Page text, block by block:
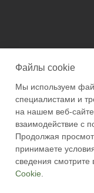
2026 ©
Файлы cookie
Мы используем
специалистами и
на нашем веб-
взаимодействие с
Продолжая
принимаете
сведения смотрите
Cookie